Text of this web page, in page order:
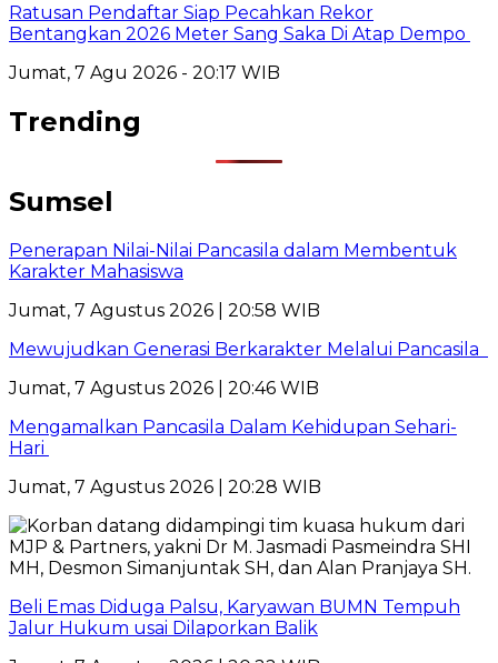
Ratusan Pendaftar Siap Pecahkan Rekor
Bentangkan 2026 Meter Sang Saka Di Atap Dempo
Jumat, 7 Agu 2026 - 20:17 WIB
Trending
Sumsel
Penerapan Nilai-Nilai Pancasila dalam Membentuk
Karakter Mahasiswa
Jumat, 7 Agustus 2026 | 20:58 WIB
Mewujudkan Generasi Berkarakter Melalui Pancasila
Jumat, 7 Agustus 2026 | 20:46 WIB
Mengamalkan Pancasila Dalam Kehidupan Sehari-
Hari
Jumat, 7 Agustus 2026 | 20:28 WIB
Beli Emas Diduga Palsu, Karyawan BUMN Tempuh
Jalur Hukum usai Dilaporkan Balik